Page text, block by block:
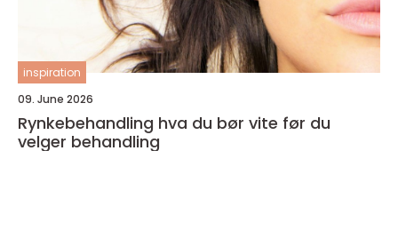
inspiration
09. June 2026
Rynkebehandling hva du bør vite før du
velger behandling